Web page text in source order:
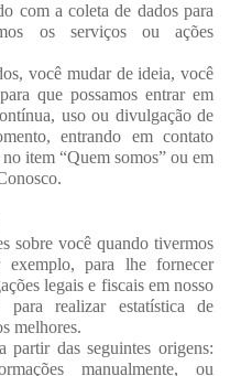
com a coleta de dados para
os serviços ou ações
você mudar de ideia, você
que possamos entrar em
uso ou divulgação de
entrando em contato
item “Quem somos” ou em
sobre você quando tivermos
para lhe fornecer
legais e fiscais em nosso
realizar estatística de
melhores.
partir das seguintes origens:
manualmente, ou